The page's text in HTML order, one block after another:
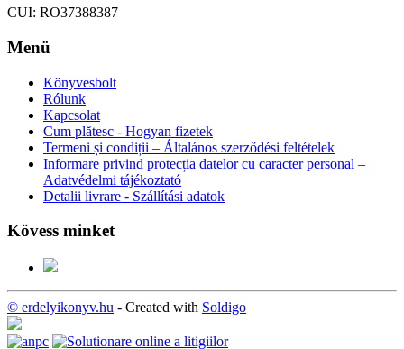
CUI: RO37388387
Menü
Könyvesbolt
Rólunk
Kapcsolat
Cum plătesc - Hogyan fizetek
Termeni și condiții – Általános szerződési feltételek
Informare privind protecția datelor cu caracter personal –
Adatvédelmi tájékoztató
Detalii livrare - Szállítási adatok
Kövess minket
© erdelyikonyv.hu - Created with Soldigo